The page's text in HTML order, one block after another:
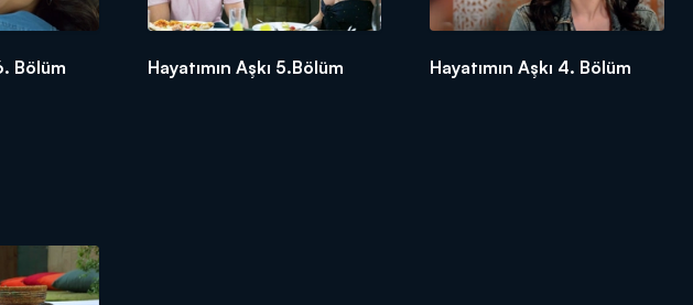
Bölüm Hayatımın Aşkı 5.Bölüm Hayatımın Aşkı 4. Bölüm